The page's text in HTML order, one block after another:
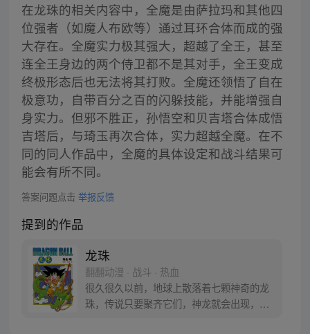
在龙珠的相关内容中，全魔是由萨拉玛和其他四
位强者（如魔人布欧等）通过耳环合体而成的强
大存在。全魔实力极其强大，超越了全王，甚至
连全王身边的两个侍卫都不是其对手，全王变成
终极形态后也无法将其打败。全魔还领悟了自在
极意功，自带百分之百的闪躲技能，并能增强自
身实力。但邪不胜正，孙悟空和贝吉塔合体成悟
吉塔后，与琦玉再次合体，实力超越全魔。在不
同的同人作品中，全魔的具体设定和战斗结果可
能会有所不同。
答案问题点击 举报反馈
提到的作品
龙珠
翻翻动漫 · 战斗 · 热血
很久很久以前，地球上散落着七颗神奇的龙
珠，传说只要聚齐它们，神龙就会出现，并